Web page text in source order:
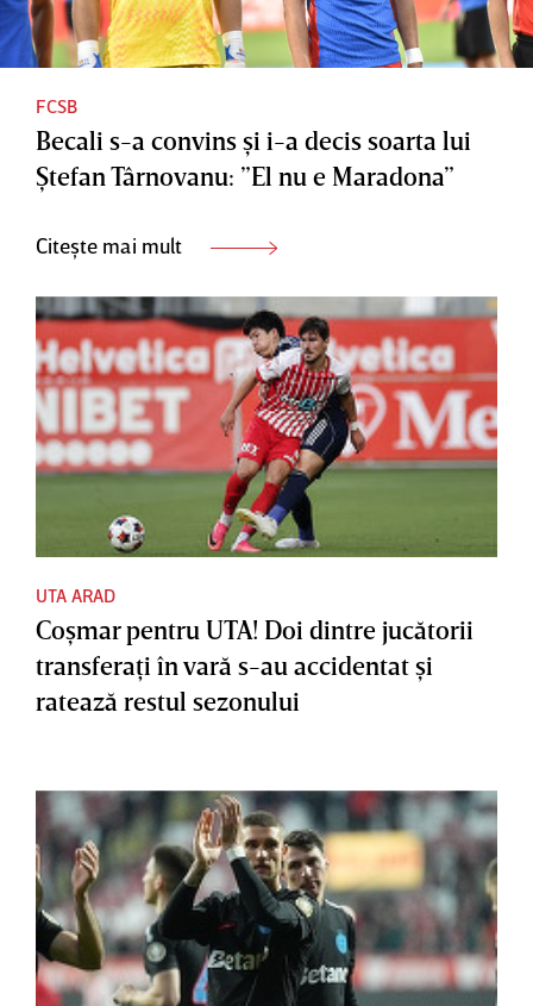
FCSB
Becali s-a convins şi i-a decis soarta lui
Ştefan Târnovanu: ”El nu e Maradona”
Citește mai mult
UTA ARAD
Coşmar pentru UTA! Doi dintre jucătorii
transferaţi în vară s-au accidentat şi
ratează restul sezonului